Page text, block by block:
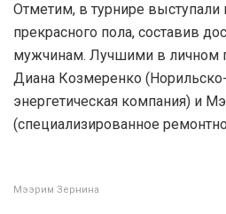
Отметим, в турнире выступали
прекрасного пола, составив
мужчинам. Лучшими в личном
Диана Козмеренко
энергетическая компания) и
(специализированное
Мээрим Зернина